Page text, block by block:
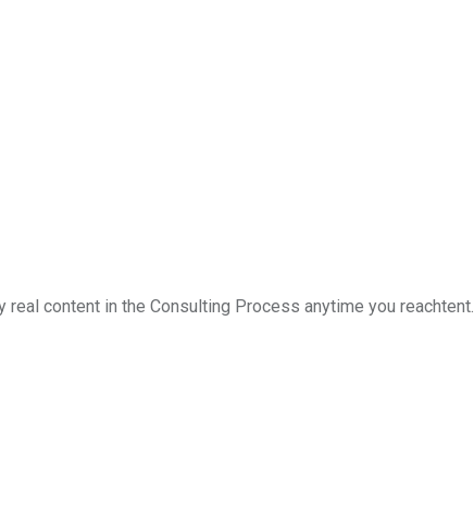
content in the Consulting Process anytime you reachtent.